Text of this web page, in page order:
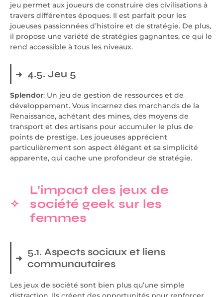
jeu permet aux joueurs de construire des civilisations à
travers différentes époques. Il est parfait pour les
joueuses passionnées d’histoire et de stratégie. De plus,
il propose une variété de stratégies gagnantes, ce qui le
rend accessible à tous les niveaux.
4.5. Jeu 5
Splendor: Un jeu de gestion de ressources et de
développement. Vous incarnez des marchands de la
Renaissance, achétant des mines, des moyens de
transport et des artisans pour accumuler le plus de
points de prestige. Les joueuses apprécient
particulièrement son aspect élégant et sa simplicité
apparente, qui cache une profondeur de stratégie.
L’impact des jeux de
société geek sur les
femmes
5.1. Aspects sociaux et liens
communautaires
Les jeux de société sont bien plus qu’une simple